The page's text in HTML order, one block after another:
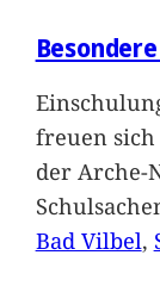
freuen sich
der Arche-
Bad Vilbel,